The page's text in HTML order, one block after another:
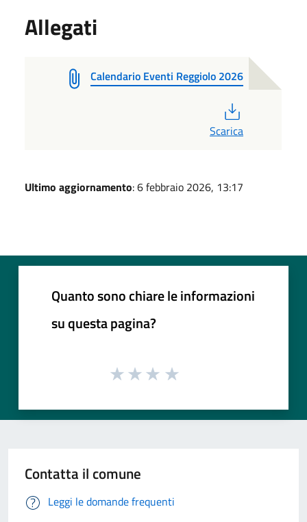
Allegati
Calendario Eventi Reggiolo 2026
Scarica
Ultimo aggiornamento: 6 febbraio 2026, 13:17
Quanto sono chiare le informazioni
su questa pagina?
Contatta il comune
Leggi le domande frequenti